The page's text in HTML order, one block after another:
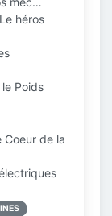
Le héros
Poids
Coeur de la